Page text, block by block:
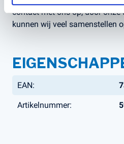
contact met ons op, door onze
kunnen wij veel samenstellen
EAN:
Artikelnummer: